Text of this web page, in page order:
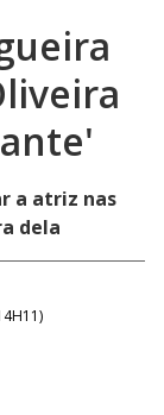
a atriz nas
dela
)